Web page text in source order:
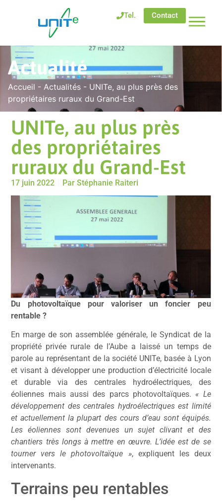
Tel. Contact
Actualité
Accueil - Actualités - UNITe, au plus près des
propriétaires ruraux du Grand-Est
UNITe, au plus près
des propriétaires
ruraux du Grand-Est
17 juin 2022 ParStéphanie Raiteri
Du photovoltaïque pour valoriser un foncier peu
rentable ?
En marge de son assemblée générale, le Syndicat de la
propriété privée rurale de l’Aube a laissé un temps de
parole au représentant de la société UNITe, basée à Lyon
et visant à développer une production d’électricité locale
et durable via des centrales hydroélectriques, des
éoliennes mais aussi des parcs photovoltaïques. « Le
développement des centrales hydroélectriques est limité
et actuellement la plupart des cours d’eau sont équipés.
Les éoliennes sont devenues un sujet clivant et des
chantiers très longs à mettre en œuvre. L’idée est de se
tourner vers le photovoltaïque », expliquent les deux
intervenants.
Terrains peu rentables